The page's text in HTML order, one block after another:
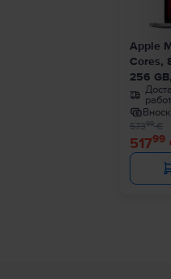
Apple
Cores,
256
51799
57399€